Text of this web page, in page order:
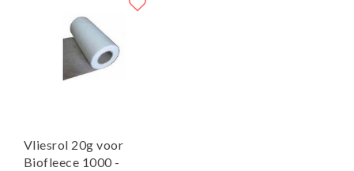
Vliesrol 20g voor
Biofleece 1000 -